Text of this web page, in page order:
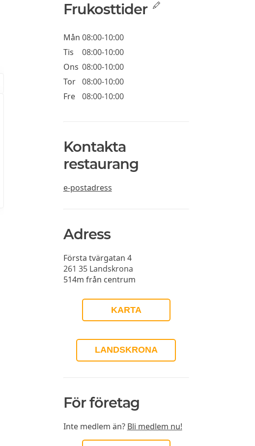
Frukosttider
Mån 08:00-10:00
Tis
08:00-10:00
Ons 08:00-10:00
Tor
08:00-10:00
Fre
08:00-10:00
Kontakta
restaurang
e-postadress
Adress
Första tvärgatan 4
261 35 Landskrona
514m från centrum
KARTA
LANDSKRONA
För företag
Inte medlem än? Bli medlem nu!